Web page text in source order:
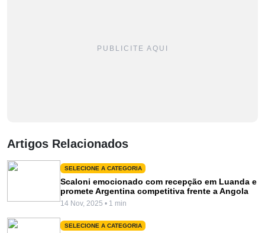
PUBLICITE AQUI
Artigos Relacionados
SELECIONE A CATEGORIA
Scaloni emocionado com recepção em Luanda e
promete Argentina competitiva frente a Angola
14 Nov, 2025 • 1 min
SELECIONE A CATEGORIA